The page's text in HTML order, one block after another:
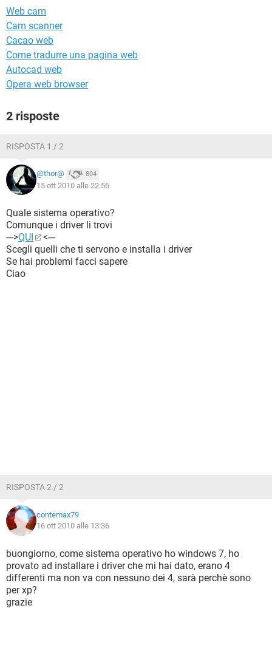
Web cam
Cam scanner
Cacao web
Come tradurre una pagina web
Autocad web
Opera web browser
2 risposte
RISPOSTA 1 / 2
@thor@ 804
15 ott 2010 alle 22:56
Quale sistema operativo?
Comunque i driver li trovi
--->QUI
<---
Scegli quelli che ti servono e installa i driver
Se hai problemi facci sapere
Ciao
RISPOSTA 2 / 2
contemax79
16 ott 2010 alle 13:36
buongiorno, come sistema operativo ho windows 7, ho
provato ad installare i driver che mi hai dato, erano 4
differenti ma non va con nessuno dei 4, sarà perchè sono
per xp?
grazie